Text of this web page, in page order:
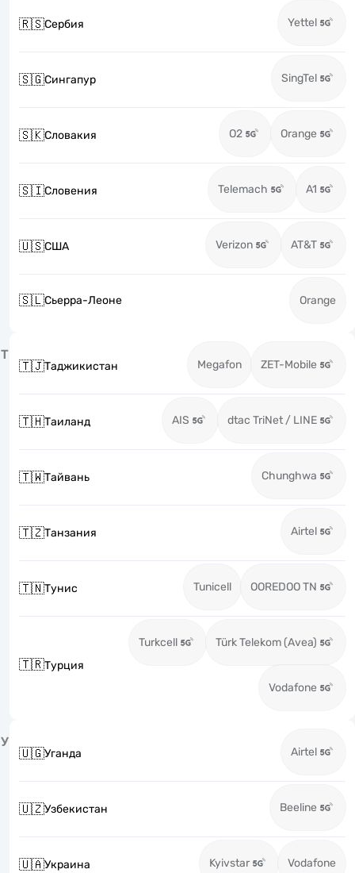
🇷🇸Сербия Yettel
🇸🇬Сингапур SingTel
🇸🇰Словакия O2 Orange
🇸🇮Словения Telemach A1
🇺🇸США Verizon AT&T
🇸🇱Сьерра-Леоне Orange
Т
🇹🇯Таджикистан Megafon ZET-Mobile
🇹🇭Таиланд AIS dtac TriNet / LINE
🇹🇼Тайвань Chunghwa
🇹🇿Танзания Airtel
🇹🇳Тунис Tunicell OOREDOO TN
🇹🇷Турция
Turkcell Türk Telekom (Avea)
Vodafone
У
🇺🇬Уганда Airtel
🇺🇿Узбекистан Beeline
🇺🇦Украина Kyivstar Vodafone